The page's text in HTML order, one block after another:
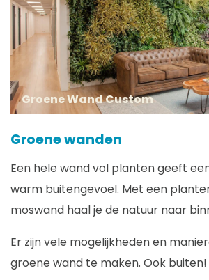
Groene Wand Custom
Groene wanden
Een hele wand vol planten geeft
warm buitengevoel. Met een
moswand haal je de natuur naar
Er zijn vele mogelijkheden en
groene wand te maken. Ook buiten!